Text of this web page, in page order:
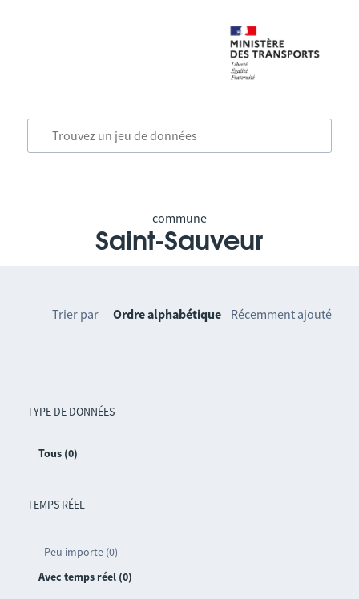
commune
Saint-Sauveur
TYPE DE DONNÉES
Tous (0)
TEMPS RÉEL
Peu importe (0)
Avec temps réel (0)
Trier par Ordre alphabétique Récemment ajouté